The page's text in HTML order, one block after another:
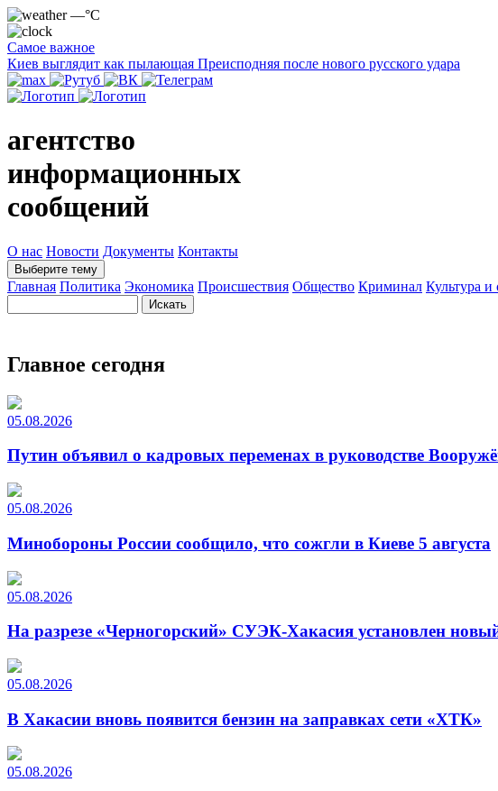
—°C
Самое важное
Киев выглядит как пылающая Преисподняя после нового русского удара
агентство
информационных
сообщений
О нас Новости Документы Контакты
Выберите тему
Главная Политика Экономика Происшествия Общество Криминал Культура и
Главное сегодня
05.08.2026
Путин объявил о кадровых переменах в руководстве
05.08.2026
Минобороны России сообщило, что сожгли в Киеве 5 августа
05.08.2026
На разрезе «Черногорский» СУЭК-Хакасия установлен
05.08.2026
В Хакасии вновь появится бензин на заправках сети «ХТК»
05.08.2026